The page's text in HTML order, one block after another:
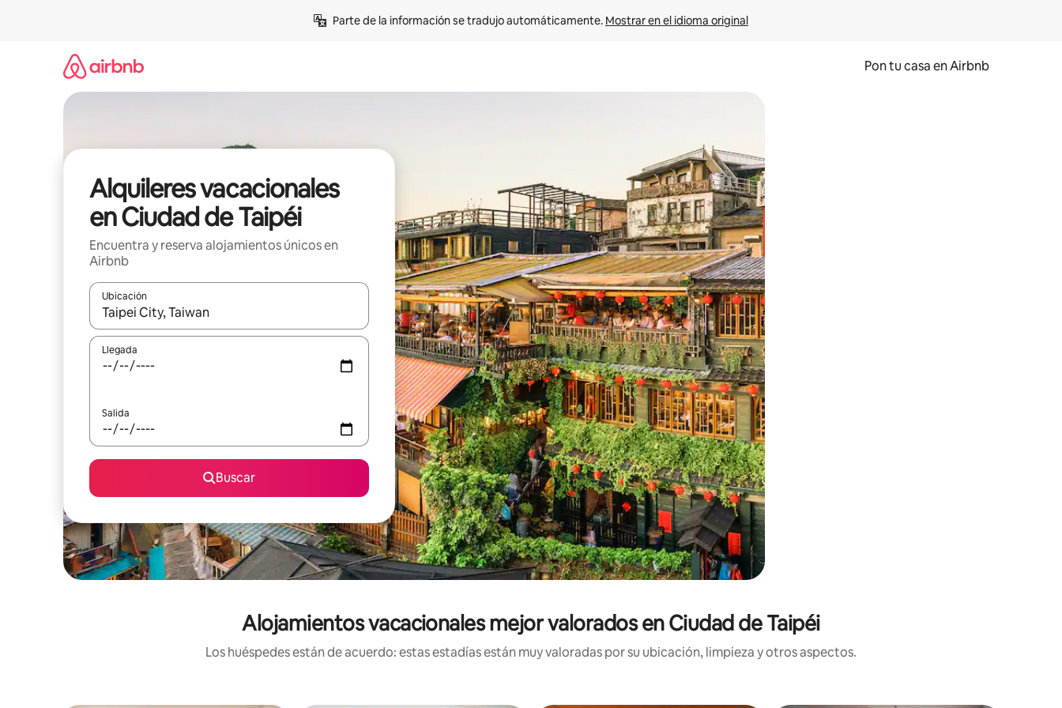
Parte de la información se tradujo automáticamente. Mostrar en el idioma original
Pon tu casa en Airbnb
Alquileres vacacionales
en Ciudad de Taipéi
Encuentra y reserva alojamientos únicos en
Airbnb
Ubicación
Cuando los resultados estén disponibles, navega con las teclas de flecha hacia arriba y hacia abajo o explora con el tacto o desliza el dedo.
Llegada
Salida
Buscar
Alojamientos vacacionales mejor valorados en Ciudad de Taipéi
Los huéspedes están de acuerdo: estas estadías están muy valoradas por su ubicación, limpieza y otros aspectos.